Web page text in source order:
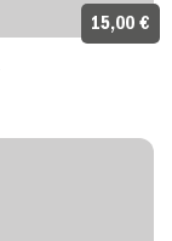
15,00 €